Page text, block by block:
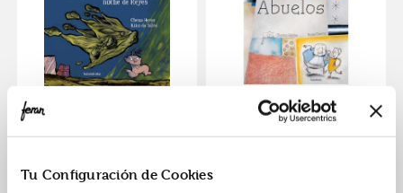
Tu Configuración de Cookies
de reyes
ISBN:9788484644392
Abuelos